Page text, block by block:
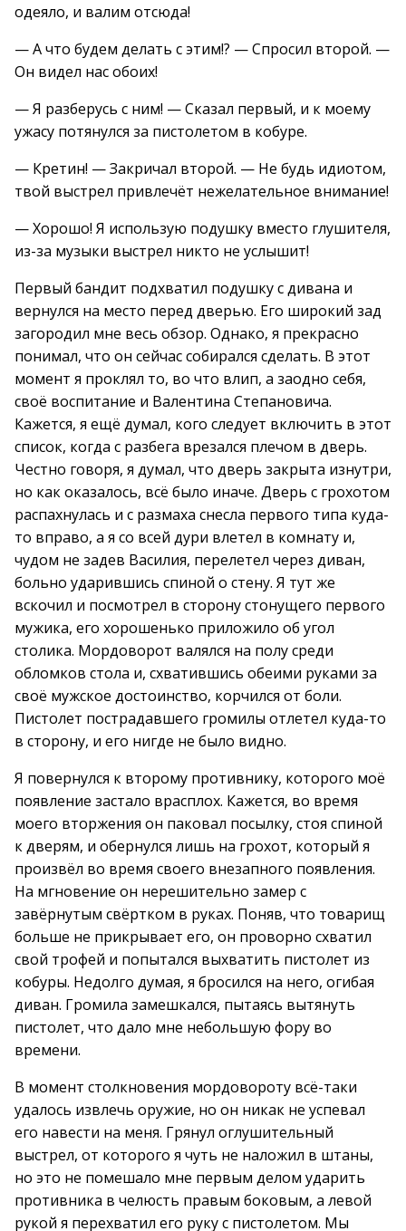
одеяло, и валим отсюда!
— А что будем делать с этим!? — Спросил второй. —
Он видел нас обоих!
— Я разберусь с ним! — Сказал первый, и к моему
ужасу потянулся за пистолетом в кобуре.
— Кретин! — Закричал второй. — Не будь идиотом,
твой выстрел привлечёт нежелательное внимание!
— Хорошо! Я использую подушку вместо глушителя,
из-за музыки выстрел никто не услышит!
Первый бандит подхватил подушку с дивана и
вернулся на место перед дверью. Его широкий зад
загородил мне весь обзор. Однако, я прекрасно
понимал, что он сейчас собирался сделать. В этот
момент я проклял то, во что влип, а заодно себя,
своё воспитание и Валентина Степановича.
Кажется, я ещё думал, кого следует включить в этот
список, когда с разбега врезался плечом в дверь.
Честно говоря, я думал, что дверь закрыта изнутри,
но как оказалось, всё было иначе. Дверь с грохотом
распахнулась и с размаха снесла первого типа куда-
то вправо, а я со всей дури влетел в комнату и,
чудом не задев Василия, перелетел через диван,
больно ударившись спиной о стену. Я тут же
вскочил и посмотрел в сторону стонущего первого
мужика, его хорошенько приложило об угол
столика. Мордоворот валялся на полу среди
обломков стола и, схватившись обеими руками за
своё мужское достоинство, корчился от боли.
Пистолет пострадавшего громилы отлетел куда-то
в сторону, и его нигде не было видно.
Я повернулся к второму противнику, которого моё
появление застало врасплох. Кажется, во время
моего вторжения он паковал посылку, стоя спиной
к дверям, и обернулся лишь на грохот, который я
произвёл во время своего внезапного появления.
На мгновение он нерешительно замер с
завёрнутым свёртком в руках. Поняв, что товарищ
больше не прикрывает его, он проворно схватил
свой трофей и попытался выхватить пистолет из
кобуры. Недолго думая, я бросился на него, огибая
диван. Громила замешкался, пытаясь вытянуть
пистолет, что дало мне небольшую фору во
времени.
В момент столкновения мордовороту всё-таки
удалось извлечь оружие, но он никак не успевал
его навести на меня. Грянул оглушительный
выстрел, от которого я чуть не наложил в штаны,
но это не помешало мне первым делом ударить
противника в челюсть правым боковым, а левой
рукой я перехватил его руку с пистолетом. Мы